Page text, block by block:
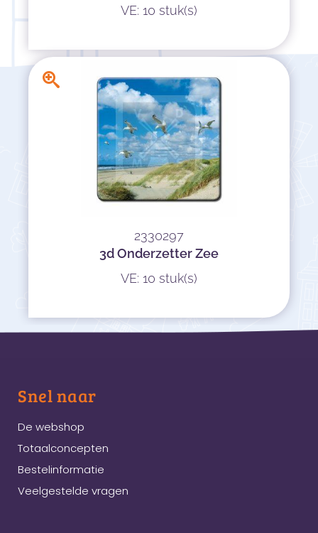
VE: 10 stuk(s)
2330297
3d Onderzetter Zee
VE: 10 stuk(s)
Snel naar
De webshop
Totaalconcepten
Bestelinformatie
Veelgestelde vragen